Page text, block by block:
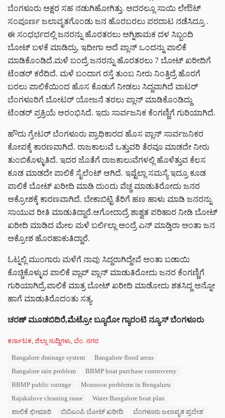
ಬೆಂಗಳೂರು ಅಕ್ಷರ ಸಹ ನಡುಗಿಹೋಗಿತ್ತು. ಅದರಲ್ಲೂ ಸಾಯಿ ಲೇಔಟ್
ಸಂಪೂರ್ಣ ಜಲಾವೃತಗೊಂಡು ಜನ ಹೊರಬರಲು ಪರದಾಟ ನಡೆಸಿದ್ರೂ .
ಈ ಸಂಧರ್ಭದಲ್ಲಿ ಜನರನ್ನು ಹೊರತರಲು ಅಗ್ನಿಶಾಮಕ ದಳ ಸಿಬ್ಬಂದಿ
ಬೋಟ್ ಬಳಕೆ ಮಾಡಿದ್ರು. ಇದೀಗಾ ಅದೆ ಪ್ಲಾನ್ ಒಂದನ್ನು ಪಾಲಿಕೆ
ಮಾಡಿಕೊಂಡಿದೆ.‌ಮಳೆ ಬಂದ್ರೆ ಜನರನ್ನು ಹೊರತರಲು 7 ಬೋಟ್ ಖರೀದಿಗೆ
ಟೆಂಡರ್ ಕರೆದಿದೆ. ಮಳೆ ಬಂದಾಗ ರಸ್ತೆ ತುಂಬ ನೀರು ನಿಂತ್ತಿದ್ರೆ ಹೊರಗೆ
ಬರಲು ಪಾಲಿಕೆಯಿಂದ ಹೊಸ ಕೊಡುಗೆ ನೀಡಲು ಸಿದ್ದವಾಗಿದೆ ವಾಟರ್
ಬೆಂಗಳೂರಿಗೆ ಬೋಟರ್ ಯೋಜನೆ ತರಲು ಪ್ಲಾನ್ ಮಾಡಿಕೊಂಡಿದ್ದು
ಟೆಂಡರ್ ಪ್ರಕ್ರಿಯೆ ಆರಂಭಿಸಿದೆ. ಇದು ಸಾರ್ವಜನಿಕ ಕೆಂಗಣ್ಣಿಗೆ ಗುರಿಯಾಗಿದೆ.
ಹೌದು ಗ್ರೇಟರ್ ಬೆಂಗಳೂರು ಪ್ರಾಧಿಕಾರದ ಹೊಸ ಪ್ಲಾನ್ ಸಾರ್ವಜನಿಕರ
ಕೋಪಕ್ಕೆ ಕಾರಣವಾಗಿದೆ‌.‌ ರಾಜಕಾಲುವೆ ಒತ್ತುವರಿ ತೆರವೂ ಮಾಡದೇ ನೀರು
ತುಂಬಿಕೊಳ್ಳುತಿದೆ. ಇದರ ಜೊತೆಗೆ ರಾಜಕಾಲುವೆಗಳಲ್ಲಿ ಹೊಳೆತ್ತುವ ಕೆಲಸ
ಕೂಡ ಮಾಡದೇ ಪಾಲಿಕೆ ಸೈಲೆಂಟ್ ಆಗಿದೆ. ಇಷ್ಟೆಲ್ಲಾ ಸಮಸ್ಯೆ ಇದ್ರೂ ಕೂಡ
ಪಾಲಿಕೆ ಬೋಟ್ ಖರೀದಿ ಮಾಡಿ ದುಂದು ವೆಚ್ಚ ಮಾಡುತಿರೋದು ಜನರ
ಅಕ್ರೋಶಕ್ಕೆ ಕಾರಣವಾಗಿದೆ. ಬೇಕಾಬಿಟ್ಟಿ ತೆರಿಗೆ ಹಣ ಹಾಳು ಮಾಡಿ ಜನರನ್ನು
ಸಾಯುವ ರೀತಿ ಮಾಡುತಿದ್ದಾರೆ.‌ಆಗೋದಾದ್ರೆ ಶಾಶ್ವತ ಪರಿಹಾರ ನೀಡಿ ಬೋಟ್
ಖರೀದಿ‌ ಮಾಡಿದ ಮೇಲ ಮಳೆ ಬರ್ಲಿಲ್ಲಾ ಅಂದ್ರೆ ಎನ್ ಮಾಡ್ತಿರಾ ಅಂತಾ ಜನ
ಅಕ್ರೋಶ ಹೊರಹಾಕುತಿದ್ದಾರೆ.
ಓಟ್ನಲ್ಲಿ ಮುಂಗಾರು ಮಳೆಗೆ ನಾವು ಸಿದ್ದರಾಗಿದ್ದೇವೆ ಅಂತಾ ಬಡಾಯಿ
ಕೊಚ್ಚಿಕೊಳ್ಳುವ ಪಾಲಿಕೆ ಪ್ಲಾಪ್ ಪ್ಲಾನ್ ಮಾಡುತಿರೋದು ಜನರ ಕೆಂಗಣ್ಣಿಗೆ
ಗುರಿಯಾಗಿದ್ರೆ.ಪಾಲಿಕೆ ಮಾತ್ರ ಬೋಟ್ ಖರೀದಿ ಮಾಡೋದು ಶತಸಿದ್ದ ಅನ್ನೋ
ಹಾಗೆ ಮಾಡುತಿರೊದಂತು ಸತ್ಯ.
ಚರಣ್ ಮೂಡಬಿದಿರೆ,ಮೆಟ್ರೋ ಬ್ಯೂರೋ ಗ್ಯಾರಂಟಿ ನ್ಯೂಸ್ ಬೆಂಗಳೂರು
C
ಕರ್ನಾಟಕ ಜಿಲ್ಲಾ ಸುದ್ದಿಗಳು ಬೆಂ. ನಗರ
Bangalore drainage system
Bangalore flood areas
Bangalore rain problem
BBMP boat purchase controversy
BBMP public outrage
Monsoon problems in Bengaluru
Rajakaluve cleaning issue
Water Bangalore boat plan
ಪಾಲಿಕೆ ಛೀಮಾರಿ
ಬಿಬಿಎಂಪಿ ಬೋಟ್ ಖರೀದಿ ಬೆಂಗಳೂರು ಜಲಾವೃತ ಪ್ರದೇಶ